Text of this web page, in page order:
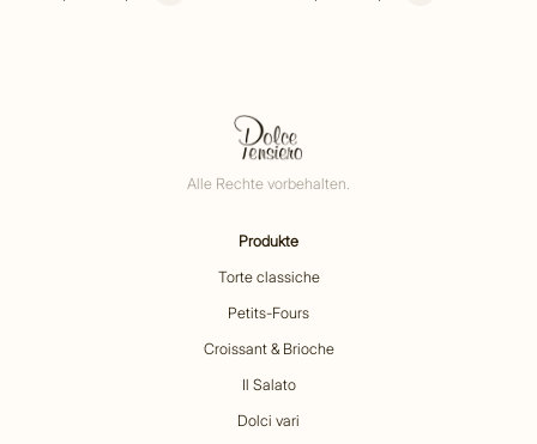
Alle Rechte vorbehalten.
Produkte
Torte classiche
Petits-Fours
Croissant & Brioche
Il Salato
Dolci vari